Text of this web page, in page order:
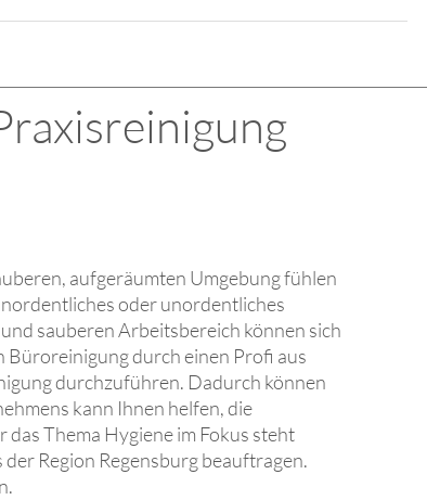
aufgeräumten Umgebung fühlen
oder unordentliches
sauberen Arbeitsbereich können sich
durch einen Profi aus
durchzuführen. Dadurch können
kann Ihnen helfen, die
Thema Hygiene im Fokus steht
Region Regensburg beauftragen.